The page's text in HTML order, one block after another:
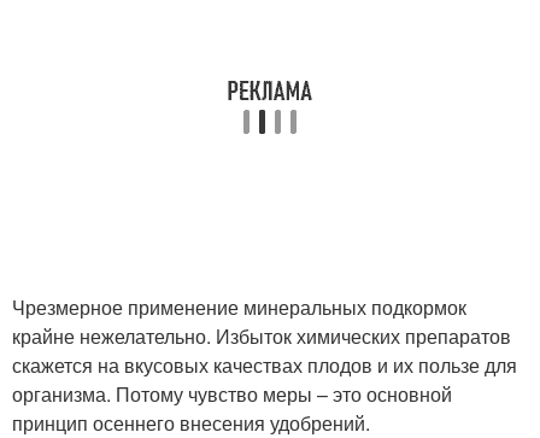
Чрезмерное применение минеральных подкормок
крайне нежелательно. Избыток химических препаратов
скажется на вкусовых качествах плодов и их пользе для
организма. Потому чувство меры – это основной
принцип осеннего внесения удобрений.